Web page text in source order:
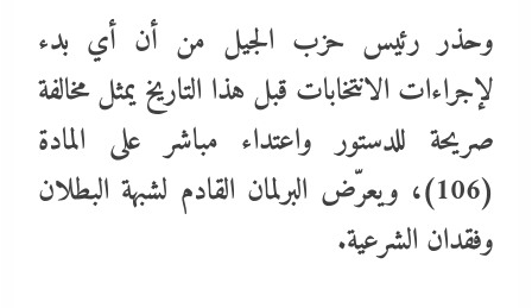
وحذر رئيس حزب الجيل من أن أي بدء
لإجراءات الانتخابات قبل هذا التاريخ يمثل مخالفة
صريحة للدستور واعتداء مباشر على المادة
(106)، ويعرّض البرلمان القادم لشبهة البطلان
وفقدان الشرعية.